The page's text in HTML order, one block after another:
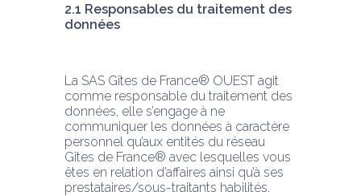
2.1 Responsables du traitement des
données
La SAS Gîtes de France® OUEST agit
comme responsable du traitement des
données, elle s’engage à ne
communiquer les données à caractère
personnel qu’aux entités du réseau
Gîtes de France® avec lesquelles vous
êtes en relation d’affaires ainsi qu’à ses
prestataires/sous-traitants habilités.